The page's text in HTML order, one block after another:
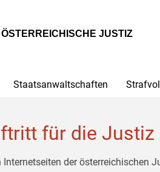
ÖSTERREICHISCHE JUSTIZ
Staatsanwaltschaften
für die Justiz
der österreichischen